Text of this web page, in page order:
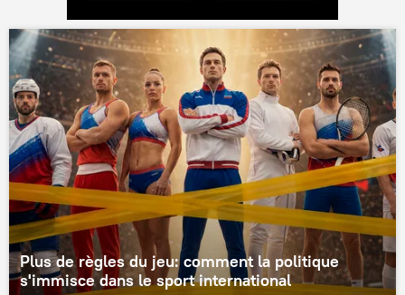
Plus de règles du jeu: comment la politique
s'immisce dans le sport international